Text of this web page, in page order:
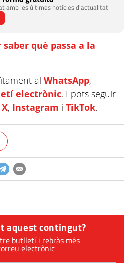
amb les últimes notícies d'actualitat
què passa a la
al WhatsApp,
electrònic. I pots seguir-
X, Instagram i TikTok.
aquest contingut?
butlletí i rebràs més
electrònic